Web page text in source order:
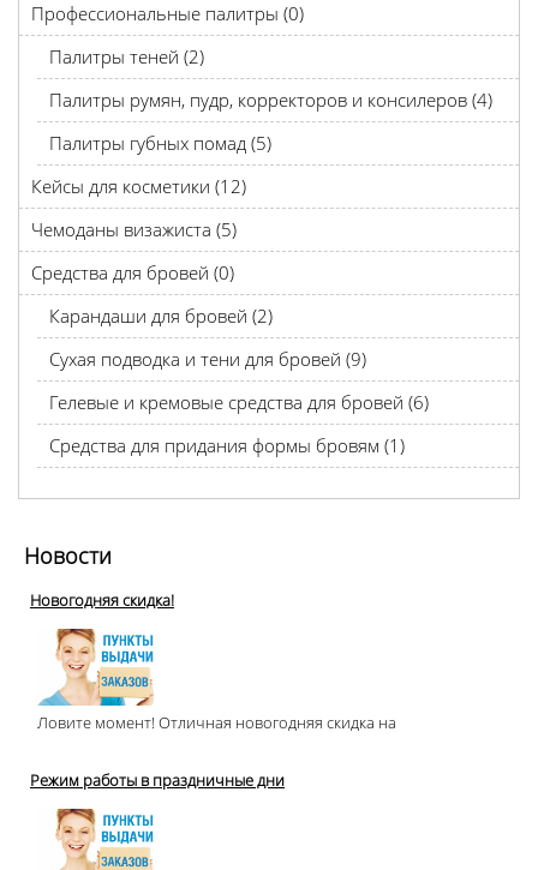
Профессиональные палитры (0)
Палитры теней (2)
Палитры румян, пудр, корректоров и консилеров (4)
Палитры губных помад (5)
Кейсы для косметики (12)
Чемоданы визажиста (5)
Средства для бровей (0)
Карандаши для бровей (2)
Сухая подводка и тени для бровей (9)
Гелевые и кремовые средства для бровей (6)
Средства для придания формы бровям (1)
Новости
Новогодняя скидка!
Ловите момент! Отличная новогодняя скидка на
Режим работы в праздничные дни